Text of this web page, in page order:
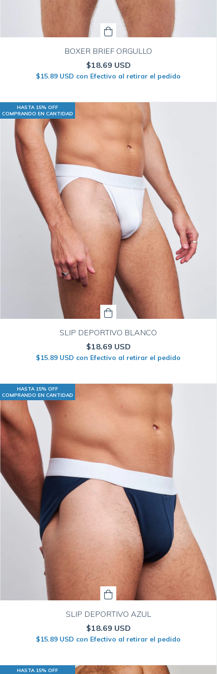
BOXER BRIEF ORGULLO
$18.69 USD
$15.89 USD con Efectivo al retirar el pedido
HASTA 15% OFF
COMPRANDO EN CANTIDAD
SLIP DEPORTIVO BLANCO
$18.69 USD
$15.89 USD con Efectivo al retirar el pedido
HASTA 15% OFF
COMPRANDO EN CANTIDAD
SLIP DEPORTIVO AZUL
$18.69 USD
$15.89 USD con Efectivo al retirar el pedido
HASTA 15% OFF